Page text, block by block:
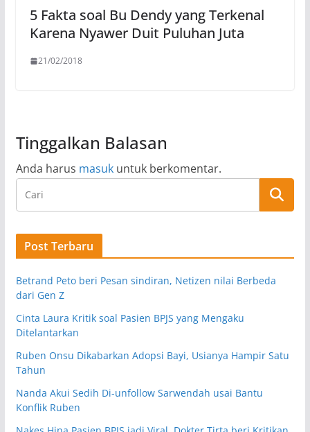
5 Fakta soal Bu Dendy yang Terkenal
Karena Nyawer Duit Puluhan Juta
21/02/2018
Tinggalkan Balasan
Anda harus masukuntuk berkomentar.
Post Terbaru
Betrand Peto beri Pesan sindiran, Netizen nilai Berbeda
dari Gen Z
Cinta Laura Kritik soal Pasien BPJS yang Mengaku
Ditelantarkan
Ruben Onsu Dikabarkan Adopsi Bayi, Usianya Hampir Satu
Tahun
Nanda Akui Sedih Di-unfollow Sarwendah usai Bantu
Konflik Ruben